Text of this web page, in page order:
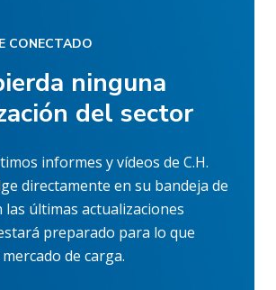
CONECTADO
ninguna
del sector
informes y vídeos de C.H.
directamente en su bandeja de
las últimas actualizaciones
preparado para lo que
de carga.